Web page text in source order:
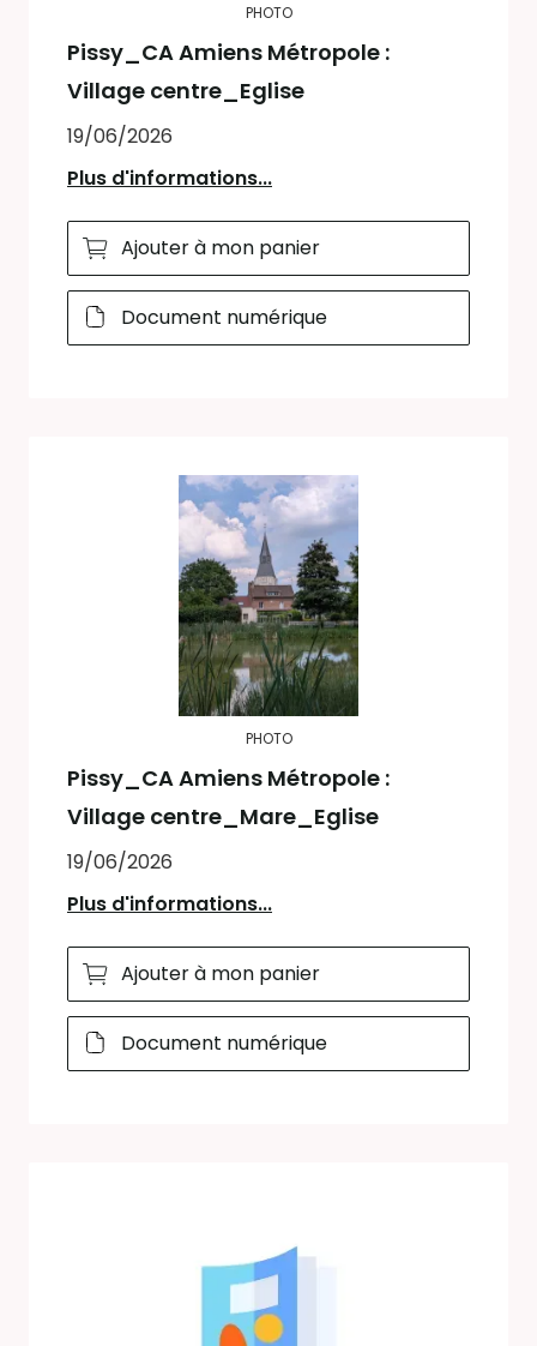
PHOTO
Pissy_CA Amiens Métropole :
Village centre_Eglise
19/06/2026
Plus d'informations...
Ajouter à mon panier
Document numérique
PHOTO
Pissy_CA Amiens Métropole :
Village centre_Mare_Eglise
19/06/2026
Plus d'informations...
Ajouter à mon panier
Document numérique